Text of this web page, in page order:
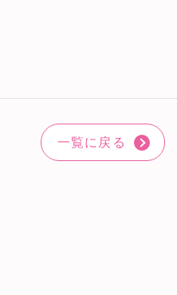
一覧に戻る